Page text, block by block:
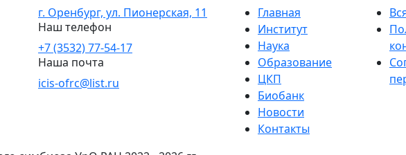
г. Оренбург, ул. Пионерская, 11
Наш телефон
+7 (3532) 77-54-17
Наша почта
icis-ofrc@list.ru
Главная
Институт
Наука
Образование
ЦКП
Биобанк
Новости
Контакты